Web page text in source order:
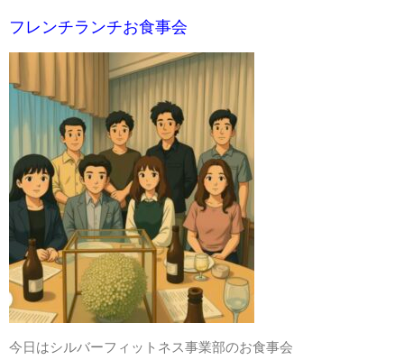
フレンチランチお食事会
今日はシルバーフィットネス事業部のお食事会